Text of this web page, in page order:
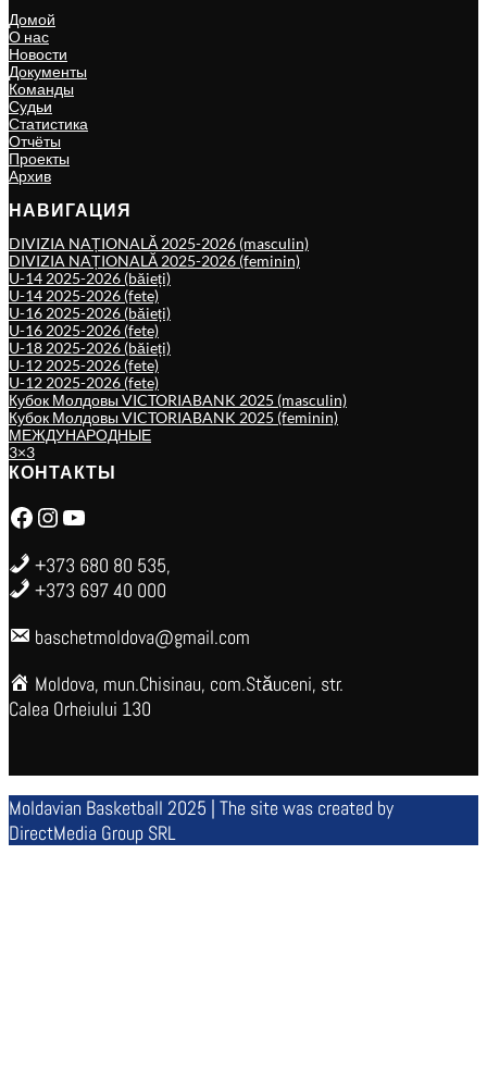
Домой
О нас
Новости
Документы
Команды
Судьи
Статистика
Отчёты
Проекты
Архив
НАВИГАЦИЯ
DIVIZIA NAȚIONALĂ 2025-2026 (masculin)
DIVIZIA NAȚIONALĂ 2025-2026 (feminin)
U-14 2025-2026 (băieți)
U-14 2025-2026 (fete)
U-16 2025-2026 (băieți)
U-16 2025-2026 (fete)
U-18 2025-2026 (băieți)
U-12 2025-2026 (fete)
U-12 2025-2026 (fete)
Кубок Молдовы VICTORIABANK 2025 (masculin)
Кубок Молдовы VICTORIABANK 2025 (feminin)
МЕЖДУНАРОДНЫЕ
3×3
КОНТАКТЫ
Facebook Instagram YouTube
+373 680 80 535,
+373 697 40 000
baschetmoldova@gmail.com
Moldova, mun.Chisinau, com.Stăuceni, str.
Calea Orheiului 130
Moldavian Basketball 2025 | The site was created by
DirectMedia Group SRL